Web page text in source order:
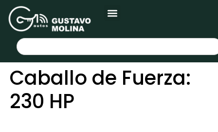
Caballo de Fuerza:
230 HP